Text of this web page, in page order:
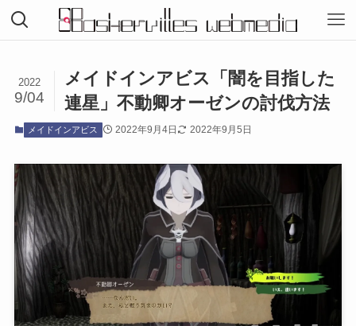
メイドインアビス「闇を目指した
連星」不動卿オーゼンの討伐方法
2022
9/04
メイドインアビス 2022年9月4日 2022年9月5日